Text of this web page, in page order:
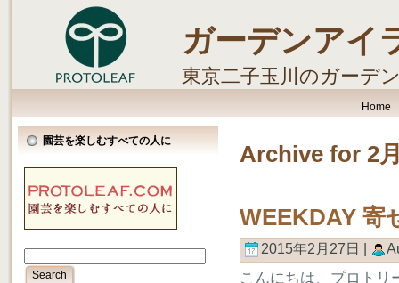
ガーデンアイ
東京二子玉川のガーデ
Home
園芸を楽しむすべての人に
Archive for 2
WEEKDAY 寄
2015年2月27日 |
こんにちは、プロトリ